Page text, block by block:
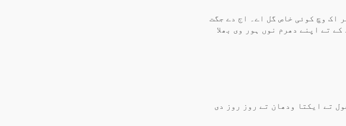
اک وچ کوئی خاص گل اے۔ اج دے جگت
تے اپنے دھرم نوں ہور وی بھلا
تے ایکتا ودھان تے روز روز دی